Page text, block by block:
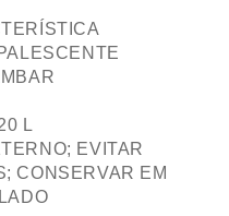
L
EVITAR
CONSERVAR EM